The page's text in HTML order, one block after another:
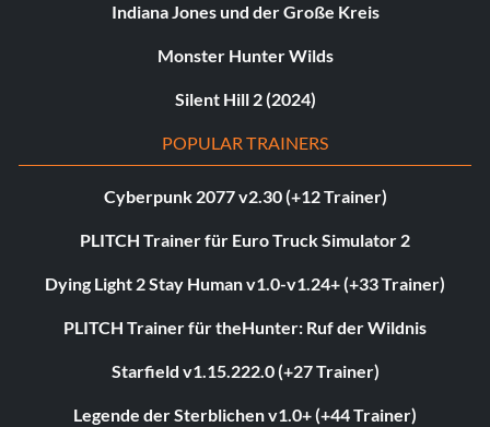
Indiana Jones und der Große Kreis
Monster Hunter Wilds
Silent Hill 2 (2024)
POPULAR TRAINERS
Cyberpunk 2077 v2.30 (+12 Trainer)
PLITCH Trainer für Euro Truck Simulator 2
Dying Light 2 Stay Human v1.0-v1.24+ (+33 Trainer)
PLITCH Trainer für theHunter: Ruf der Wildnis
Starfield v1.15.222.0 (+27 Trainer)
Legende der Sterblichen v1.0+ (+44 Trainer)